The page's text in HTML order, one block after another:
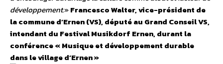
développement.»Francesco Walter, vice-président de
la commune d’Ernen (VS), député au Grand Conseil VS,
intendant du Festival Musikdorf Ernen, durant la
conférence « Musique et développement durable
dans le village d’Ernen »